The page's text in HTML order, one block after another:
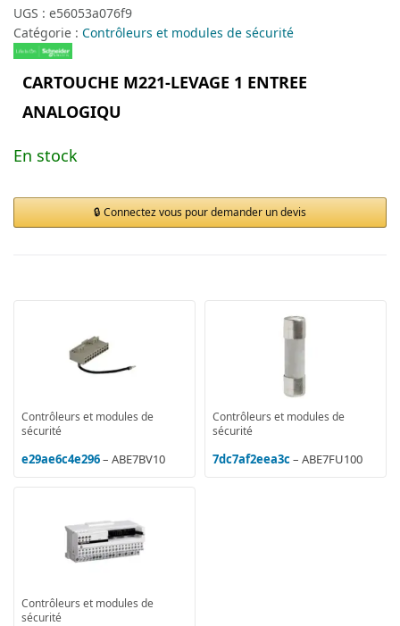
UGS : e56053a076f9
Catégorie : Contrôleurs et modules de sécurité
CARTOUCHE M221-LEVAGE 1 ENTREE
ANALOGIQU
En stock
Connectez vous pour demander un devis
Contrôleurs et modules de
sécurité
e29ae6c4e296– ABE7BV10
Contrôleurs et modules de
sécurité
7dc7af2eea3c– ABE7FU100
Contrôleurs et modules de
sécurité